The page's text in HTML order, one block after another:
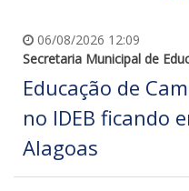
06/08/2026 12:09
Secretaria Municipal de
Educação de
no IDEB ficando
Alagoas